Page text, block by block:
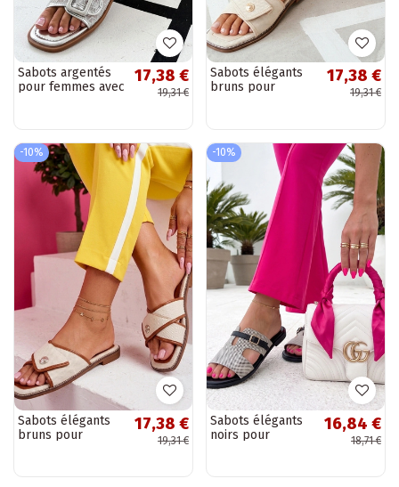
Sabots argentés
pour femmes avec
17,38 €
19,31 €
Sabots élégants
bruns pour
17,38 €
19,31 €
-10%
Sabots élégants
bruns pour
17,38 €
19,31 €
-10%
Sabots élégants
noirs pour
16,84 €
18,71 €